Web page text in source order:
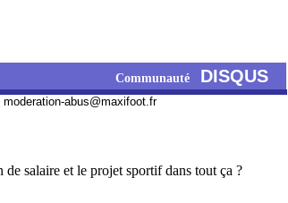
Communauté DISQUS
moderation-abus@maxifoot.fr